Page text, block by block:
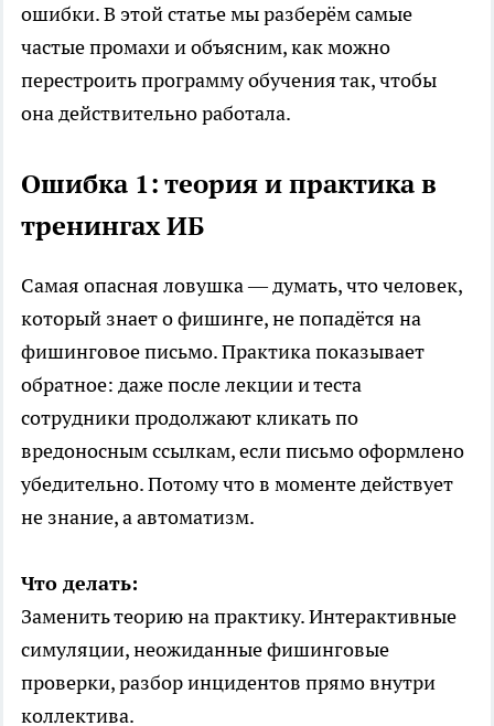
ошибки. В этой статье мы разберём самые
частые промахи и объясним, как можно
перестроить программу обучения так, чтобы
она действительно работала.
Ошибка 1: теория и практика в
тренингах ИБ
Самая опасная ловушка — думать, что человек,
который знает о фишинге, не попадётся на
фишинговое письмо. Практика показывает
обратное: даже после лекции и теста
сотрудники продолжают кликать по
вредоносным ссылкам, если письмо оформлено
убедительно. Потому что в моменте действует
не знание, а автоматизм.
Что делать:
Заменить теорию на практику. Интерактивные
симуляции, неожиданные фишинговые
проверки, разбор инцидентов прямо внутри
коллектива.